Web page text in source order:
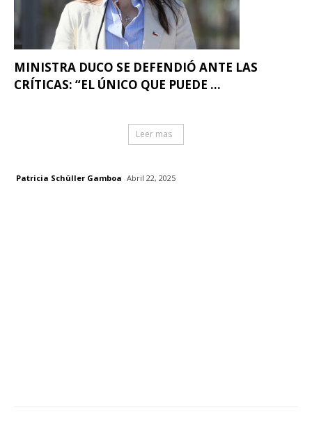
MINISTRA DUCO SE DEFENDIÓ ANTE LAS
CRÍTICAS: “EL ÚNICO QUE PUEDE ...
Leer mas
Patricia Schüller Gamboa Abril 22, 2025